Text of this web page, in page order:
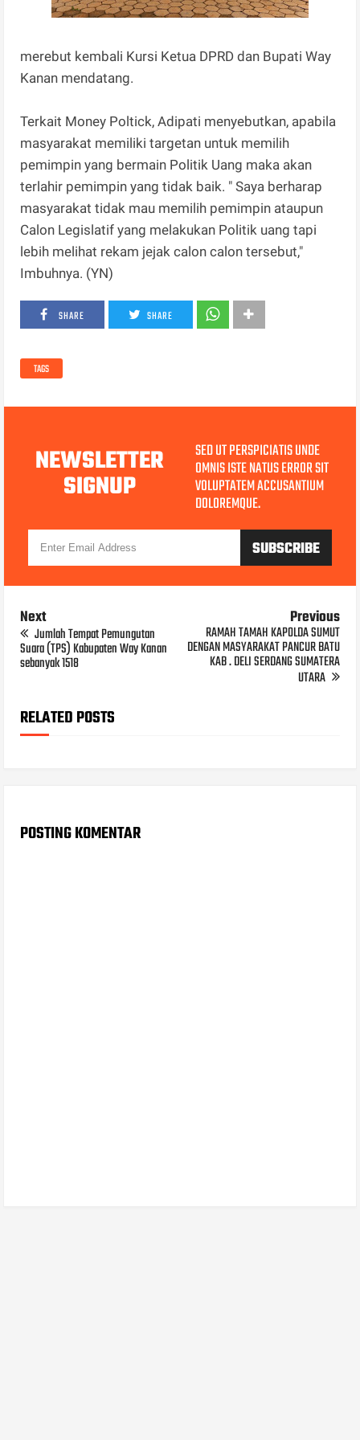
merebut kembali Kursi Ketua DPRD dan Bupati Way
Kanan mendatang.
Terkait Money Poltick, Adipati menyebutkan, apabila
masyarakat memiliki targetan untuk memilih
pemimpin yang bermain Politik Uang maka akan
terlahir pemimpin yang tidak baik. " Saya berharap
masyarakat tidak mau memilih pemimpin ataupun
Calon Legislatif yang melakukan Politik uang tapi
lebih melihat rekam jejak calon calon tersebut,"
Imbuhnya. (YN)
SHARE SHARE
TAGS
NEWSLETTER
SIGNUP
SED UT PERSPICIATIS UNDE
OMNIS ISTE NATUS ERROR SIT
VOLUPTATEM ACCUSANTIUM
DOLOREMQUE.
Next
Jumlah Tempat Pemungutan
Suara (TPS) Kabupaten Way Kanan
sebanyak 1518
Previous
RAMAH TAMAH KAPOLDA SUMUT
DENGAN MASYARAKAT PANCUR BATU
KAB . DELI SERDANG SUMATERA
UTARA
RELATED POSTS
POSTING KOMENTAR